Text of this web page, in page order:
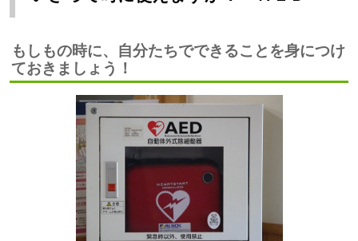
もしもの時に、自分たちでできることを身につけ
ておきましょう！